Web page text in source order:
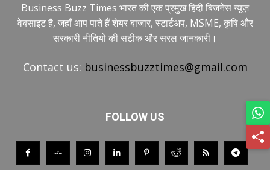
Business Buzz Times भारत की एक प्रमुख हिंदी बिजनेस न्यूज़
वेबसाइट है, जहाँ आप पाते हैं शेयर बाजार, स्टार्टअप, MSME, कृषि और
सरकारी नीतियों की सटीक और सरल जानकारी।
Contact us: businessbuzztimes@gmail.com
FOLLOW US